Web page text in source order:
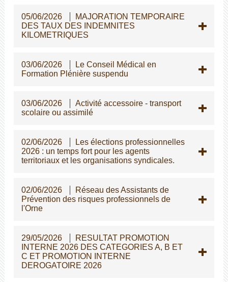
05/06/2026
MAJORATION TEMPORAIRE
DES TAUX DES INDEMNITES
KILOMETRIQUES
03/06/2026
Le Conseil Médical en
Formation Plénière suspendu
03/06/2026
Activité accessoire - transport
scolaire ou assimilé
02/06/2026
Les élections professionnelles
2026 : un temps fort pour les agents
territoriaux et les organisations syndicales.
02/06/2026
Réseau des Assistants de
Prévention des risques professionnels de
l'Orne
29/05/2026
RESULTAT PROMOTION
INTERNE 2026 DES CATEGORIES A, B ET
C ET PROMOTION INTERNE
DEROGATOIRE 2026